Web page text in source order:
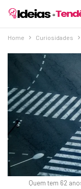
Home Curiosidades
Quem tem 62